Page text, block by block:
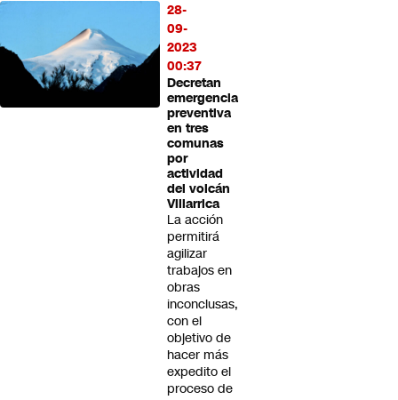
28-
09-
2023
00:37
Decretan
emergencia
preventiva
en tres
comunas
por
actividad
del volcán
Villarrica
La acción
permitirá
agilizar
trabajos en
obras
inconclusas,
con el
objetivo de
hacer más
expedito el
proceso de